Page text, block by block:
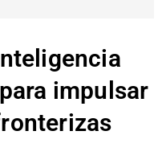
impulsar